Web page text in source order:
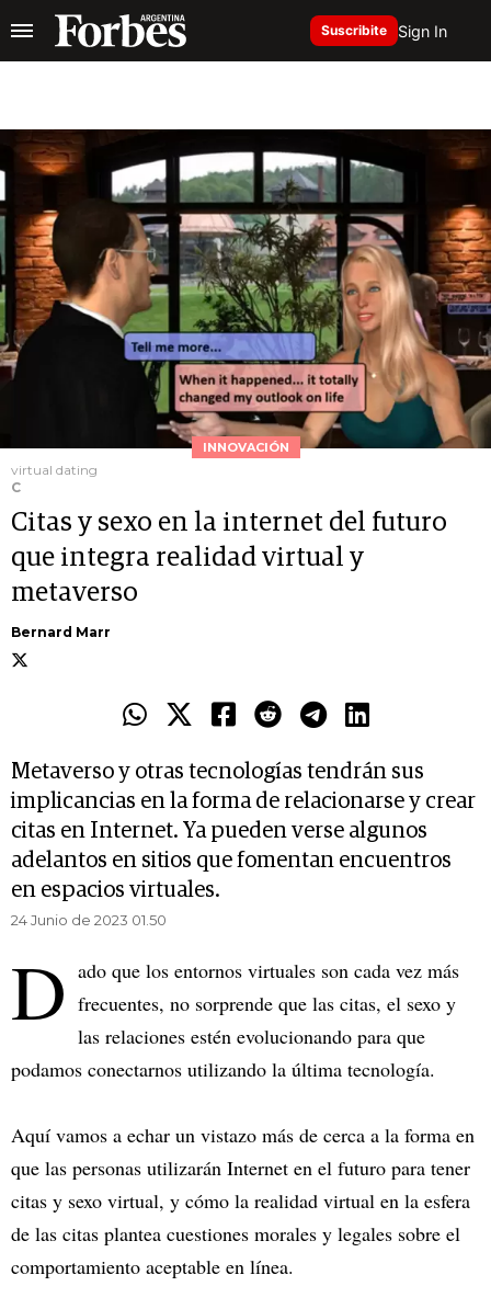
Suscribite Sign In
INNOVACIÓN
virtual dating
C
Citas y sexo en la internet del futuro
que integra realidad virtual y
metaverso
Bernard Marr
Metaverso y otras tecnologías tendrán sus
implicancias en la forma de relacionarse y crear
citas en Internet. Ya pueden verse algunos
adelantos en sitios que fomentan encuentros
en espacios virtuales.
24 Junio de 2023 01.50
D ado que los entornos virtuales son cada vez más
frecuentes, no sorprende que las citas, el sexo y
las relaciones estén evolucionando para que
podamos conectarnos utilizando la última tecnología.
Aquí vamos a echar un vistazo más de cerca a la forma en
que las personas utilizarán Internet en el futuro para tener
citas y sexo virtual, y cómo la realidad virtual en la esfera
de las citas plantea cuestiones morales y legales sobre el
comportamiento aceptable en línea.